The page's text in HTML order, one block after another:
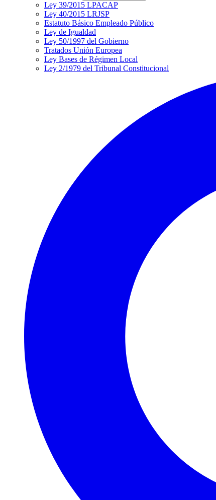
Ley 39/2015 LPACAP
Ley 40/2015 LRJSP
Estatuto Básico Empleado Público
Ley de Igualdad
Ley 50/1997 del Gobierno
Tratados Unión Europea
Ley Bases de Régimen Local
Ley 2/1979 del Tribunal Constitucional